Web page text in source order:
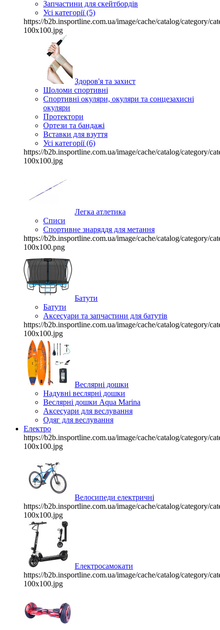
Запчастини для скейтбордів
Усі категорії (5)
https://b2b.insportline.com.ua/image/cache/catalog/category/
100x100.jpg
Здоров'я та захист
Шоломи спортивні
Спортивні окуляри, окуляри та сонцезахисні
окуляри
Протектори
Ортези та бандажі
Вставки для взуття
Усі категорії (6)
https://b2b.insportline.com.ua/image/cache/catalog/category/
100x100.jpg
Легка атлетика
Списи
Спортивне знаряддя для метання
https://b2b.insportline.com.ua/image/cache/catalog/category/
100x100.png
Батути
Батути
Аксесуари та запчастини для батутів
https://b2b.insportline.com.ua/image/cache/catalog/category/
100x100.jpg
Веслярні дошки
Надувні веслярні дошки
Веслярні дошки Aqua Marina
Аксесуари для веслування
Одяг для веслування
Електро
https://b2b.insportline.com.ua/image/cache/catalog/category/
100x100.jpg
Велосипеди електричні
https://b2b.insportline.com.ua/image/cache/catalog/category/
100x100.jpg
Електросамокати
https://b2b.insportline.com.ua/image/cache/catalog/category/
100x100.jpg